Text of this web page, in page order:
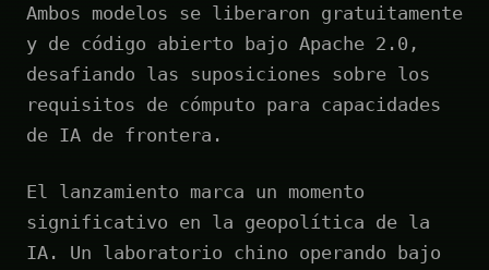
Ambos modelos se liberaron gratuitamente
y de código abierto bajo Apache 2.0,
desafiando las suposiciones sobre los
requisitos de cómputo para capacidades
de IA de frontera.
El lanzamiento marca un momento
significativo en la geopolítica de la
IA. Un laboratorio chino operando bajo